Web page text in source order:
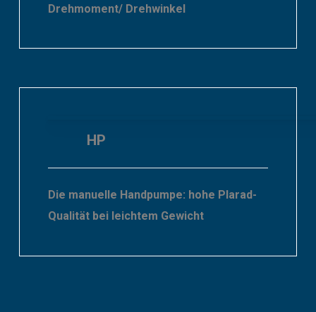
Drehmoment/ Drehwinkel
HP
Die manuelle Handpumpe: hohe Plarad-
Qualität bei leichtem Gewicht